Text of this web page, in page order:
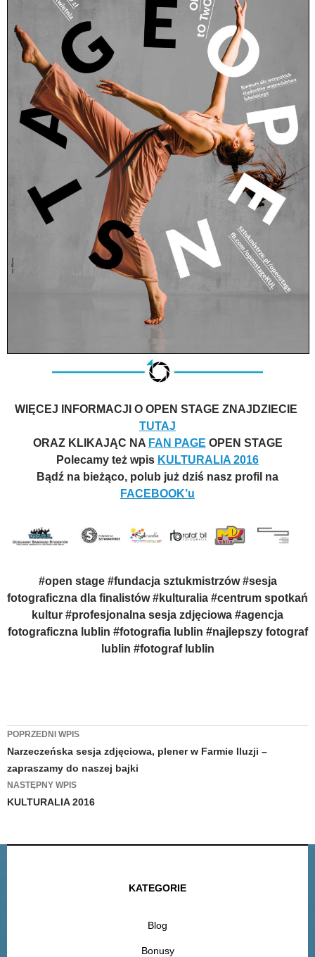
WIĘCEJ INFORMACJI O OPEN STAGE ZNAJDZIECIE
TUTAJ
ORAZ KLIKAJĄC NA FAN PAGE OPEN STAGE
Polecamy też wpis KULTURALIA 2016
Bądź na bieżąco, polub już dziś nasz profil na
FACEBOOK’u
#open stage #fundacja sztukmistrzów #sesja
fotograficzna dla finalistów #kulturalia #centrum spotkań
kultur #profesjonalna sesja zdjęciowa #agencja
fotograficzna lublin #fotografia lublin #najlepszy fotograf
lublin #fotograf lublin
Zobacz
wpisy
POPRZEDNI WPIS
Narzeczeńska sesja zdjęciowa, plener w Farmie Iluzji –
zapraszamy do naszej bajki
NASTĘPNY WPIS
KULTURALIA 2016
KATEGORIE
Blog
Bonusy